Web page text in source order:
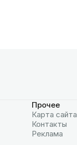
Прочее
Карта сайта
Контакты
Реклама